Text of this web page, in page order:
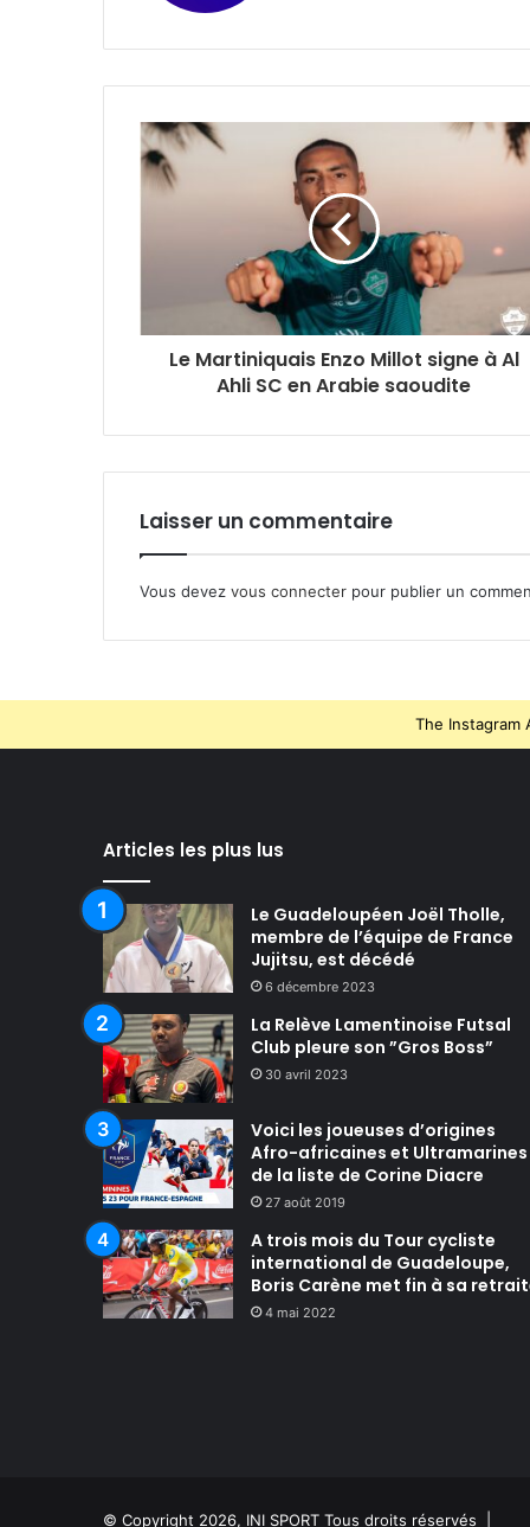
Le Martiniquais Enzo Millot signe à Al
Ahli SC en Arabie saoudite
Laisser un commentaire
Vous devez vous connecter pour publier un
The Instagram
Articles les plus lus
Le Guadeloupéen Joël Tholle,
membre de l’équipe de France
Jujitsu, est décédé
6 décembre 2023
La Relève Lamentinoise Futsal
Club pleure son ”Gros Boss”
30 avril 2023
Voici les joueuses d’origines
Afro-africaines et Ultramarines
de la liste de Corine Diacre
27 août 2019
A trois mois du Tour cycliste
international de Guadeloupe,
Boris Carène met fin à sa
4 mai 2022
© Copyright 2026, INI SPORT Tous droits réservés |